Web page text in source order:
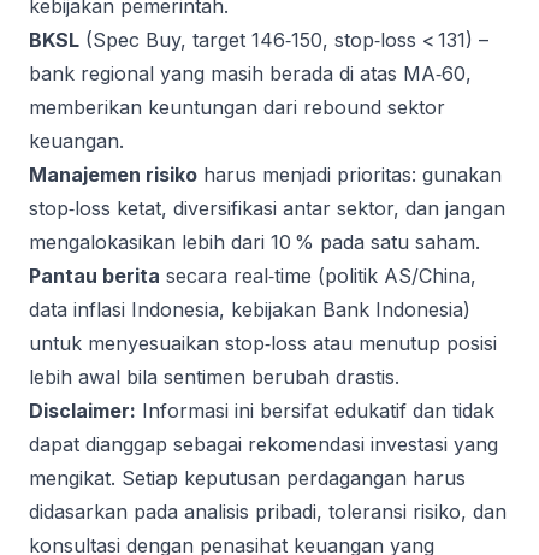
kebijakan pemerintah.
BKSL (Spec Buy, target 146‑150, stop‑loss < 131) –
bank regional yang masih berada di atas MA‑60,
memberikan keuntungan dari rebound sektor
keuangan.
Manajemen risiko harus menjadi prioritas: gunakan
stop‑loss ketat, diversifikasi antar sektor, dan jangan
mengalokasikan lebih dari 10 % pada satu saham.
Pantau berita secara real‑time (politik AS/China,
data inflasi Indonesia, kebijakan Bank Indonesia)
untuk menyesuaikan stop‑loss atau menutup posisi
lebih awal bila sentimen berubah drastis.
Disclaimer: Informasi ini bersifat edukatif dan tidak
dapat dianggap sebagai rekomendasi investasi yang
mengikat. Setiap keputusan perdagangan harus
didasarkan pada analisis pribadi, toleransi risiko, dan
konsultasi dengan penasihat keuangan yang